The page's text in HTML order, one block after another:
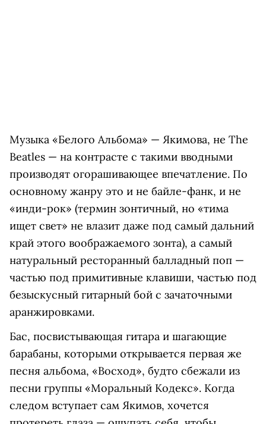
Музыка «Белого Альбома» — Якимова, не The
Beatles — на контрасте с такими вводными
производят огорашивающее впечатление. По
основному жанру это и не байле-фанк, и не
«инди-рок» (термин зонтичный, но «тима
ищет свет» не влазит даже под самый дальний
край этого воображаемого зонта), а самый
натуральный ресторанный балладный поп —
частью под примитивные клавиши, частью под
безыскусный гитарный бой с зачаточными
аранжировками.
Бас, посвистывающая гитара и шагающие
барабаны, которыми открывается первая же
песня альбома, «Восход», будто сбежали из
песни группы «Моральный Кодекс». Когда
следом вступает сам Якимов, хочется